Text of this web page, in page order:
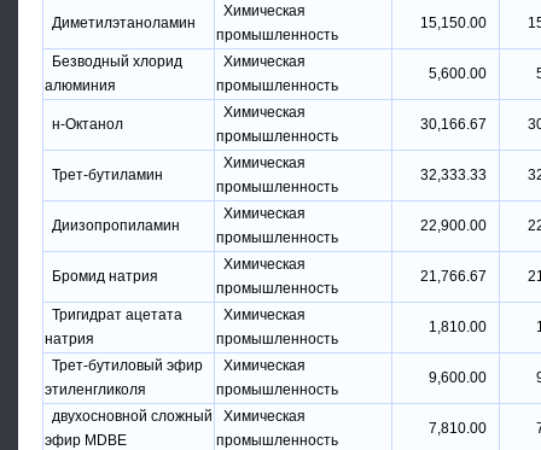
Диметилэтаноламин
Химическая
промышленность
15,150.00
Безводный хлорид
алюминия
Химическая
промышленность
5,600.00
н-Октанол
Химическая
промышленность
30,166.67
Трет-бутиламин
Химическая
промышленность
32,333.33
Диизопропиламин
Химическая
промышленность
22,900.00
Бромид натрия
Химическая
промышленность
21,766.67
Тригидрат ацетата
натрия
Химическая
промышленность
1,810.00
Трет-бутиловый эфир
этиленгликоля
Химическая
промышленность
9,600.00
двухосновной сложный
эфир MDBE
Химическая
промышленность
7,810.00